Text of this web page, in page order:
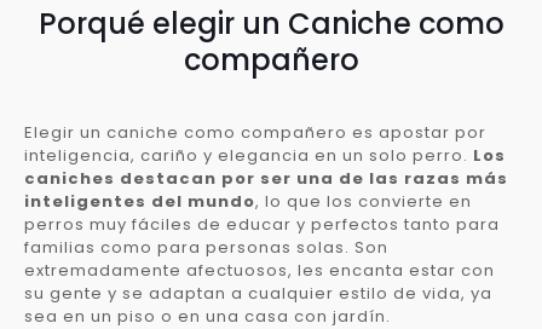
Porqué elegir un Caniche como
compañero
Elegir un caniche como compañero es apostar por
inteligencia, cariño y elegancia en un solo perro. Los
caniches destacan por ser una de las razas más
inteligentes del mundo, lo que los convierte en
perros muy fáciles de educar y perfectos tanto para
familias como para personas solas. Son
extremadamente afectuosos, les encanta estar con
su gente y se adaptan a cualquier estilo de vida, ya
sea en un piso o en una casa con jardín.